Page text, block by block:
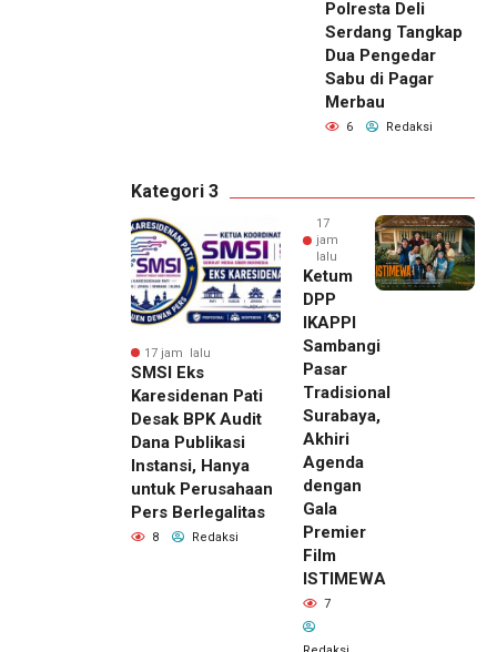
Polresta Deli
Serdang Tangkap
Dua Pengedar
Sabu di Pagar
Merbau
6 Redaksi
Kategori 3
17 jam lalu
SMSI Eks
Karesidenan Pati
Desak BPK Audit
Dana Publikasi
Instansi, Hanya
untuk Perusahaan
Pers Berlegalitas
8 Redaksi
17
jam
lalu
Ketum
DPP
IKAPPI
Sambangi
Pasar
Tradisional
Surabaya,
Akhiri
Agenda
dengan
Gala
Premier
Film
ISTIMEWA
7